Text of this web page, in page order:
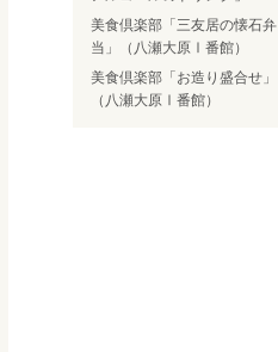
美食倶楽部「三友居の懐石弁
当」（八瀬大原Ⅰ番館）
美食倶楽部「お造り盛合せ」
（八瀬大原Ⅰ番館）